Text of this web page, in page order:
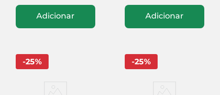
Adicionar Adicionar
-25% -25%